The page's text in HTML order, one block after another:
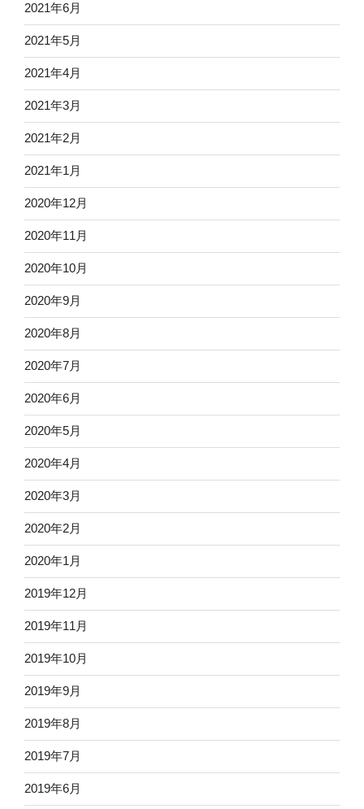
2021年6月
2021年5月
2021年4月
2021年3月
2021年2月
2021年1月
2020年12月
2020年11月
2020年10月
2020年9月
2020年8月
2020年7月
2020年6月
2020年5月
2020年4月
2020年3月
2020年2月
2020年1月
2019年12月
2019年11月
2019年10月
2019年9月
2019年8月
2019年7月
2019年6月